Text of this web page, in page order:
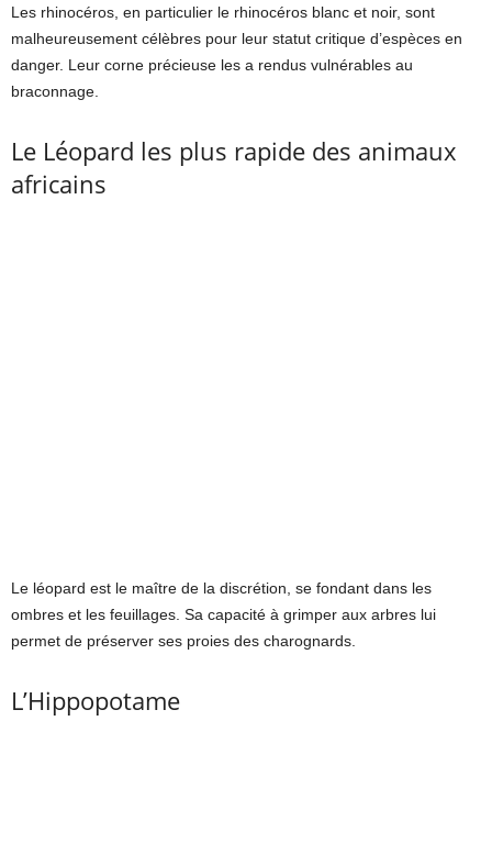
Les rhinocéros, en particulier le rhinocéros blanc et noir, sont
malheureusement célèbres pour leur statut critique d’espèces en
danger. Leur corne précieuse les a rendus vulnérables au
braconnage.
Le Léopard les plus rapide des animaux
africains
Le léopard est le maître de la discrétion, se fondant dans les
ombres et les feuillages. Sa capacité à grimper aux arbres lui
permet de préserver ses proies des charognards.
L’Hippopotame